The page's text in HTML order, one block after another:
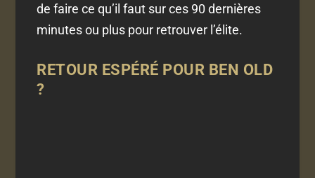
de faire ce qu’il faut sur ces 90 dernières
minutes ou plus pour retrouver l’élite.
RETOUR ESPÉRÉ POUR BEN OLD
?